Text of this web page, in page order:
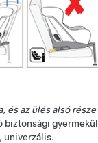
és az ülés alsó
univerzális.